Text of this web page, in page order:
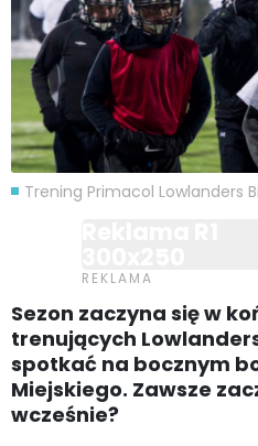
Trening Primacol Lowlanders
Sezon zaczyna się w
trenujących
spotkać na bocznym
Miejskiego. Zawsze
wcześnie?